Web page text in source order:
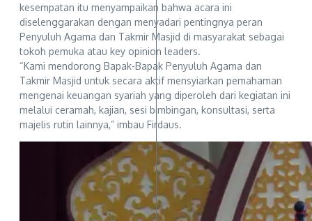
kesempatan itu menyampaikan bahwa acara ini
diselenggarakan dengan menyadari pentingnya peran
Penyuluh Agama dan Takmir Masjid di masyarakat sebagai
tokoh pemuka atau key opinion leaders.
“Kami mendorong Bapak-Bapak Penyuluh Agama dan
Takmir Masjid untuk secara aktif mensyiarkan pemahaman
mengenai keuangan syariah yang diperoleh dari kegiatan ini
melalui ceramah, kajian, sesi bimbingan, konsultasi, serta
majelis rutin lainnya,” imbau Firdaus.